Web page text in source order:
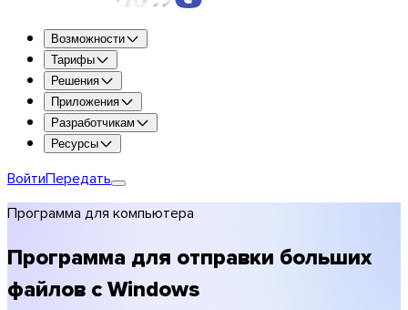
Попробовать Premium
До 250 ГБ за передачу
1 ТБ хранилища
Хранение до 365 дней
Оформление под ваш бренд (логотип, цвета)
Выбрать Premium
Выбрать Team
Сравнить планы
Тарифы
Возможности
Тарифы
Решения
Приложения
Разработчикам
Ресурсы
ВойтиПередать
Программа для компьютера
Программа для отправки больших
файлов с Windows